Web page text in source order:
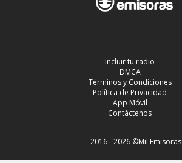
Incluir tu radio
DMCA
Términos y Condiciones
Política de Privacidad
App Móvil
Contáctenos
2016 - 2026 ©Mil Emisoras